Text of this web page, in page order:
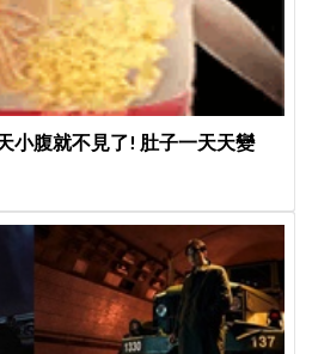
小腹就不見了! 肚子一天天變